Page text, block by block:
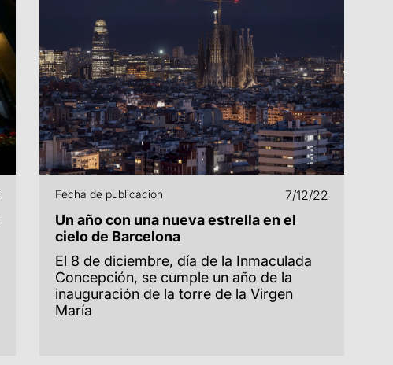
Fecha de publicación 7/12/22
Un año con una nueva estrella en el
cielo de Barcelona
El 8 de diciembre, día de la Inmaculada
Concepción, se cumple un año de la
inauguración de la torre de la Virgen
María